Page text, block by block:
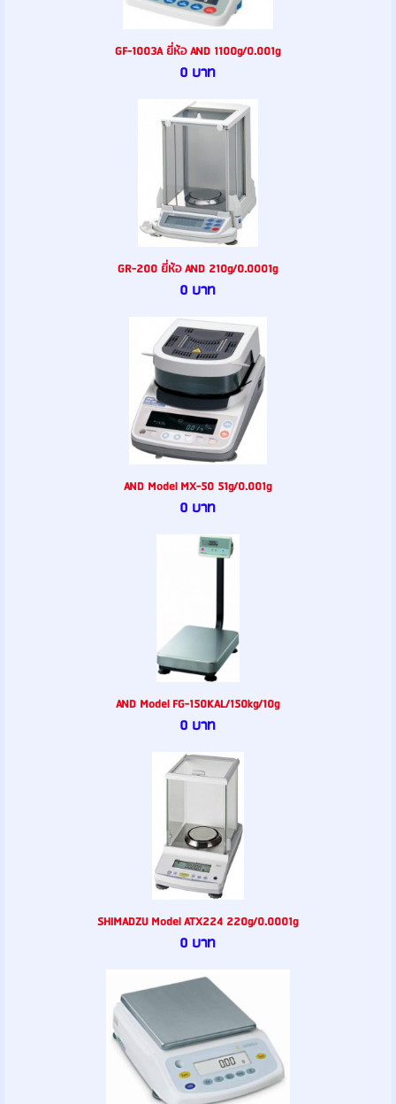
GF-1003A ยี่ห้อ AND 1100g/0.001g
0 บาท
GR-200 ยี่ห้อ AND 210g/0.0001g
0 บาท
AND Model MX-50 51g/0.001g
0 บาท
AND Model FG-150KAL/150kg/10g
0 บาท
SHIMADZU Model ATX224 220g/0.0001g
0 บาท